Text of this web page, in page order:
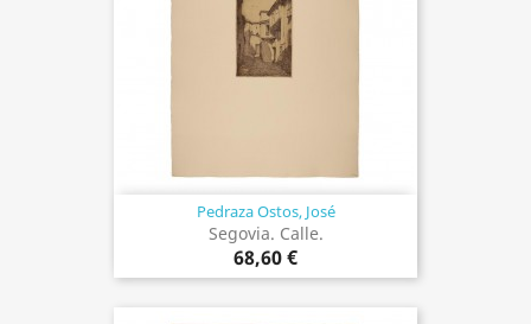
Pedraza Ostos, José
Segovia. Calle.
68,60 €